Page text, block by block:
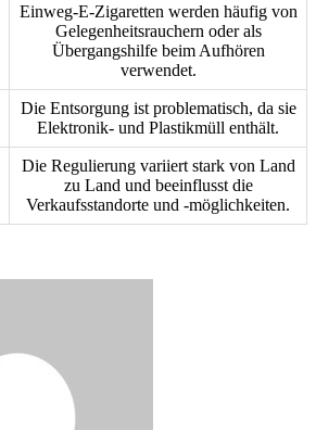
Einweg-E-Zigaretten werden häufig von
Gelegenheitsrauchern oder als
Übergangshilfe beim Aufhören
verwendet.
Die Entsorgung ist problematisch, da sie
Elektronik- und Plastikmüll enthält.
Die Regulierung variiert stark von Land
zu Land und beeinflusst die
Verkaufsstandorte und -möglichkeiten.